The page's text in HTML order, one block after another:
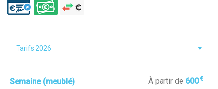
Semaine (meublé) À partir de 600€